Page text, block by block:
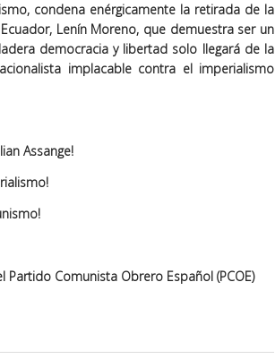
condena enérgicamente la retirada de la
Lenín Moreno, que demuestra ser un
democracia y libertad solo llegará de la
implacable contra el imperialismo
Assange!
Partido Comunista Obrero Español (PCOE)